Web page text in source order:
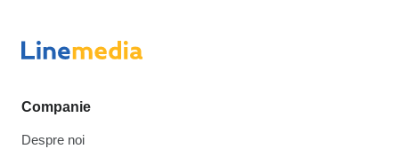
Companie
Despre noi